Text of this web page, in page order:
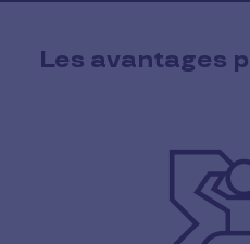
Les avantages